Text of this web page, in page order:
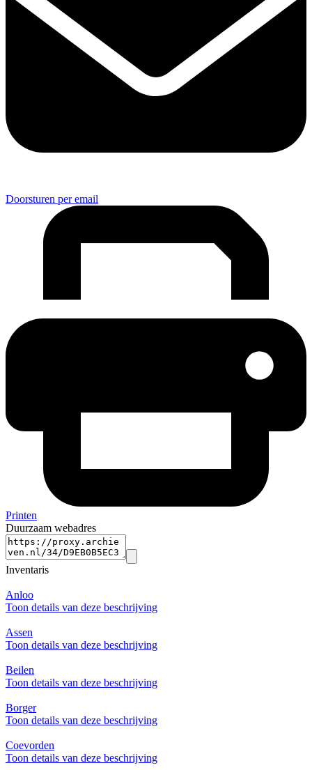
Doorsturen per email
Printen
Duurzaam webadres
Inventaris
Anloo
Toon details van deze beschrijving
Assen
Toon details van deze beschrijving
Beilen
Toon details van deze beschrijving
Borger
Toon details van deze beschrijving
Coevorden
Toon details van deze beschrijving